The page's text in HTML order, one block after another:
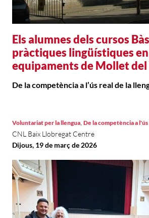
Els alumnes dels cursos
pràctiques lingüístiques en
equipaments de Mollet del
De la competència a l’ús real de la
Voluntariat per la llengua, De la competència a l'ús
CNL Baix Llobregat Centre
Dijous, 19 de març de 2026